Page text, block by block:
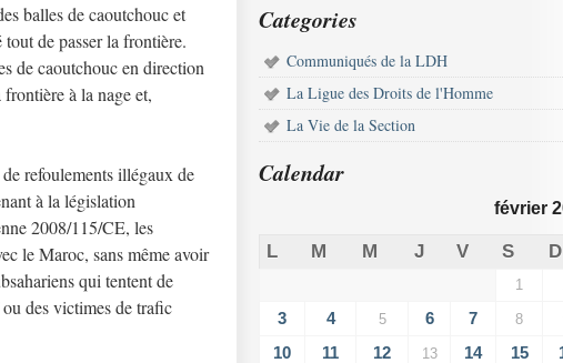
balles de caoutchouc et
de passer la frontière.
de caoutchouc en direction
à la nage et,
refoulements illégaux de
à la législation
2008/115/CE, les
le Maroc, sans même avoir
qui tentent de
des victimes de trafic
Categories
Communiqués de la LDH
La Ligue des Droits de l'Homme
La Vie de la Section
Calendar
février
L M M J V S D
1
3 4 5 6 7 8
10 11 12 13 14 15